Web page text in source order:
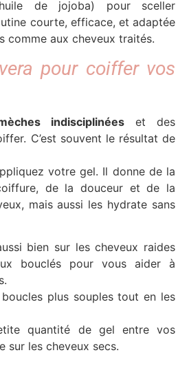
de jojoba) pour sceller
courte, efficace, et adaptée
comme aux cheveux traités.
pour coiffer vos
indisciplinéeset des
C’est souvent le résultat de
votre gel. Il donne de la
de la douceur et de la
mais aussi les hydrate sans
bien sur les cheveux raides
bouclés pour vous aider à
plus souples tout en les
quantité de gel entre vos
sur les cheveux secs.